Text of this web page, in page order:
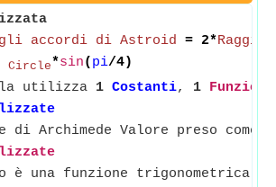
accordi di Astroid = 2*
Circle*sin( pi/4)
utilizza 1 Costanti, 1 Funzioni
Archimede Valore preso come
è una funzione trigonometrica